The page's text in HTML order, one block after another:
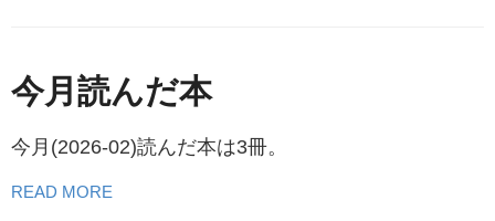
今月読んだ本
今月(2026-02)読んだ本は3冊。
READ MORE